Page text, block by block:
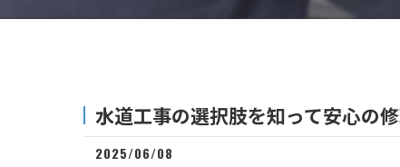
水道工事の選択肢を知って安心の
2025/06/08